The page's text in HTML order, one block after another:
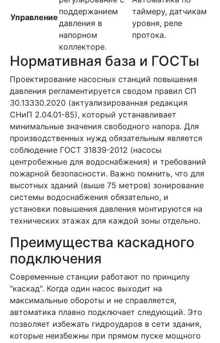
Управление
поддержанием
давления в
напорном
коллекторе.
таймеру, датчикам
уровня, реле
протока.
Нормативная база и ГОСТы
Проектирование насосных станций повышения
давления регламентируется сводом правил СП
30.13330.2020 (актуализированная редакция
СНиП 2.04.01-85), который устанавливает
минимальные значения свободного напора. Для
производственных нужд обязательным является
соблюдение ГОСТ 31839-2012 (насосы
центробежные для водоснабжения) и требований
пожарной безопасности. Важно помнить, что для
высотных зданий (выше 75 метров) зонирование
системы водоснабжения обязательно, и
установки повышения давления монтируются на
технических этажах для каждой зоны отдельно.
Преимущества каскадного
подключения
Современные станции работают по принципу
"каскад". Когда один насос выходит на
максимальные обороты и не справляется,
автоматика плавно подключает следующий. Это
позволяет избежать гидроударов в сети здания,
которые неизбежны при прямом пуске мощного